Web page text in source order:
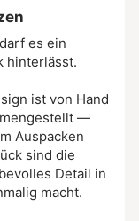
es ein
hinterlässt.
ist von Hand
—
Auspacken
sind die
Detail in
macht.